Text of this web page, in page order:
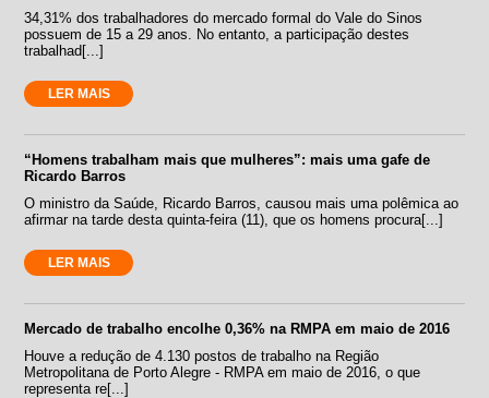
34,31% dos trabalhadores do mercado formal do Vale do Sinos
possuem de 15 a 29 anos. No entanto, a participação destes
trabalhad[...]
LER MAIS
“Homens trabalham mais que mulheres”: mais uma gafe de
Ricardo Barros
O ministro da Saúde, Ricardo Barros, causou mais uma polêmica ao
afirmar na tarde desta quinta-feira (11), que os homens procura[...]
LER MAIS
Mercado de trabalho encolhe 0,36% na RMPA em maio de 2016
Houve a redução de 4.130 postos de trabalho na Região
Metropolitana de Porto Alegre - RMPA em maio de 2016, o que
representa re[...]